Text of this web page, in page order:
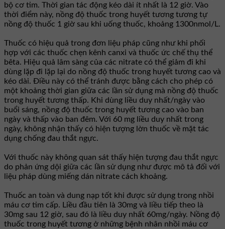
bộ cơ tim. Thời gian tác động kéo dài ít nhất là 12 giờ. Vào
thời điểm này, nồng độ thuốc trong huyết tương tương tự
nồng độ thuốc 1 giờ sau khi uống thuốc, khoảng 1300nmol/L.
Thuốc có hiệu quả trong đơn liệu pháp cũng như khi phối
hợp với các thuốc chẹn kênh canxi và thuốc ức chế thụ thể
bêta. Hiệu quả lâm sàng của các nitrate có thể giảm đi khi
dùng lặp đi lặp lại do nồng độ thuốc trong huyết tương cao và
kéo dài. Ðiều này có thể tránh được bằng cách cho phép có
một khoảng thời gian giữa các lần sử dụng mà nồng độ thuốc
trong huyết tương thấp. Khi dùng liều duy nhất/ngày vào
buổi sáng, nồng độ thuốc trong huyết tương cao vào ban
ngày và thấp vào ban đêm. Với 60 mg liều duy nhất trong
ngày, không nhận thấy có hiện tượng lờn thuốc về mặt tác
dụng chống đau thắt ngực.
Với thuốc này không quan sát thấy hiện tượng đau thắt ngực
do phản ứng dội giữa các lần sử dụng như được mô tả đối với
liệu pháp dùng miếng dán nitrate cách khoảng.
Thuốc an toàn và dung nạp tốt khi được sử dụng trong nhồi
máu cơ tim cấp. Liều đầu tiên là 30mg và liều tiếp theo là
30mg sau 12 giờ, sau đó là liều duy nhất 60mg/ngày. Nồng độ
thuốc trong huyết tương ở những bệnh nhân nhồi máu cơ